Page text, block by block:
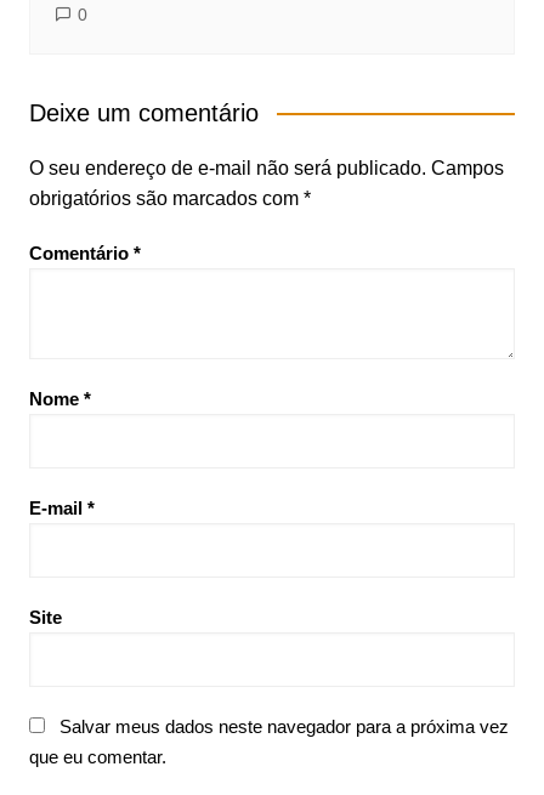
0
Deixe um comentário
O seu endereço de e-mail não será publicado. Campos
obrigatórios são marcados com *
Comentário *
Nome *
E-mail *
Site
Salvar meus dados neste navegador para a próxima vez
que eu comentar.